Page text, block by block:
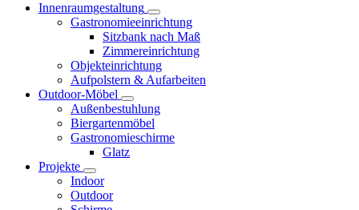
Innenraumgestaltung
Gastronomieeinrichtung
Sitzbank nach Maß
Zimmereinrichtung
Objekteinrichtung
Aufpolstern & Aufarbeiten
Outdoor-Möbel
Außenbestuhlung
Biergartenmöbel
Gastronomieschirme
Glatz
Projekte
Indoor
Outdoor